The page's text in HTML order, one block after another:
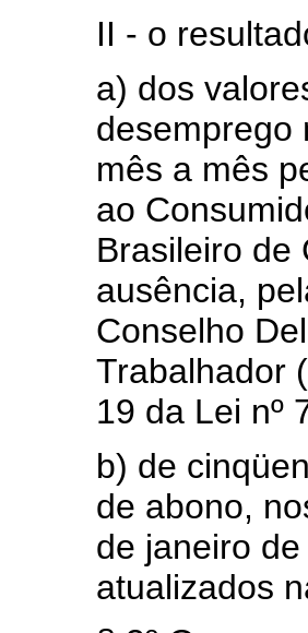
II - o
a) dos
desemprego
mês a mês
ao
Brasileiro de
ausência,
Conselho
Trabalhador
19 da Lei nº
b) de
de abono,
de janeiro
atualizados